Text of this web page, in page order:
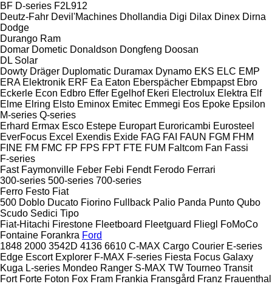
BF D-series F2L912
Deutz-Fahr Devil'Machines Dhollandia Digi Dilax Dinex Dirna
Dodge
Durango Ram
Domar Dometic Donaldson Dongfeng Doosan
DL Solar
Dowty Dräger Duplomatic Duramax Dynamo EKS ELC EMP
ERA Elektronik ERF Ea Eaton Eberspächer Ebmpapst Ebro
Eckerle Econ Edbro Effer Egelhof Ekeri Electrolux Elektra Elf
Elme Elring Elsto Eminox Emitec Emmegi Eos Epoke Epsilon
M-series Q-series
Erhard Ermax Esco Estepe Europart Euroricambi Eurosteel
EverFocus Excel Exendis Exide FAG FAI FAUN FGM FHM
FINE FM FMC FP FPS FPT FTE FUM Faltcom Fan Fassi
F-series
Fast Faymonville Feber Febi Fendt Ferodo Ferrari
300-series 500-series 700-series
Ferro Festo Fiat
500 Doblo Ducato Fiorino Fullback Palio Panda Punto Qubo
Scudo Sedici Tipo
Fiat-Hitachi Firestone Fleetboard Fleetguard Fliegl
FoMoCo
Fontaine Forankra Ford
1848 2000 3542D 4136 6610 C-MAX Cargo Courier E-series
Edge Escort Explorer F-MAX F-series Fiesta Focus Galaxy
Kuga L-series Mondeo Ranger S-MAX TW Tourneo Transit
Fort Forte Foton Fox Fram Frankia Fransgård Franz Frauenthal